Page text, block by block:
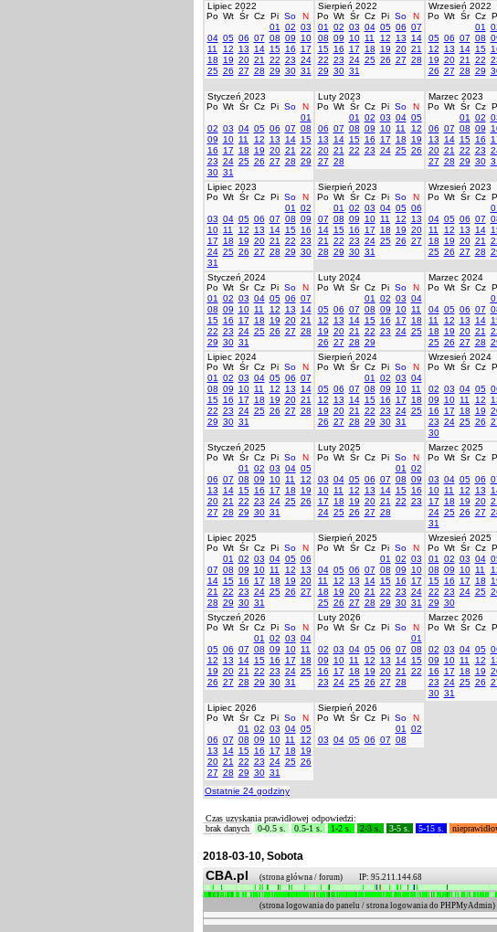
Lipiec 2022
Po Wt Śr Cz Pi So
N
01
02 03
04 05 06 07 08 09
10
11
12 13 14 15 16
17
18
19 20 21 22 23 24
25 26 27 28 29 30 31
Sierpień 2022
Po Wt Śr Cz Pi So
N
01
02 03 04 05 06 07
08 09 10 11 12 13
14
15 16 17 18 19 20 21
22 23 24 25 26 27 28
29 30 31
Wrzesień 2022
Po Wt Śr Cz
01
05 06 07 08
12
13 14 15
19 20 21 22
26 27 28 29
Styczeń 2023
Po Wt Śr Cz Pi So
N
01
02 03 04 05 06 07 08
09
10 11 12 13 14 15
16
17 18 19 20 21
22
23 24 25 26 27 28 29
30 31
Luty 2023
Po Wt Śr Cz Pi So
N
01
02 03 04 05
06 07 08 09 10 11
12
13
14 15 16 17 18
19
20 21 22 23 24 25 26
27 28
Marzec 2023
Po Wt Śr Cz
01
02
06 07 08 09
13
14 15 16
20 21 22 23
27 28 29 30
Lipiec 2023
Po Wt Śr Cz Pi So
N
01
02
03 04 05 06 07 08 09
10 11 12 13 14 15 16
17
18 19 20 21 22 23
24 25 26 27 28 29 30
31
Sierpień 2023
Po Wt Śr Cz Pi So
N
01
02 03 04 05 06
07 08 09 10 11 12
13
14 15 16 17 18 19 20
21
22 23 24 25 26 27
28 29 30 31
Wrzesień 2023
Po Wt Śr Cz
04 05 06 07
11
12 13 14
18
19 20 21
25 26 27 28
Styczeń 2024
Po Wt Śr Cz Pi So
N
01
02 03 04 05 06 07
08 09 10 11 12 13
14
15 16 17 18 19 20 21
22 23 24 25 26 27 28
29 30 31
Luty 2024
Po Wt Śr Cz Pi So
N
01
02 03 04
05 06 07 08 09 10 11
12
13 14 15 16 17
18
19 20 21 22 23 24 25
26 27 28 29
Marzec 2024
Po Wt Śr Cz
04 05 06 07
11
12 13 14
18
19 20 21
25 26 27 28
Lipiec 2024
Po Wt Śr Cz Pi So
N
01
02 03 04 05 06 07
08 09 10 11 12 13
14
15 16 17 18 19 20 21
22 23 24 25 26 27 28
29 30 31
Sierpień 2024
Po Wt Śr Cz Pi So
N
01
02 03 04
05 06 07 08 09 10 11
12
13 14 15 16 17
18
19 20 21 22 23 24 25
26 27 28 29 30 31
Wrzesień 2024
Po Wt Śr Cz
02 03 04 05
09
10 11 12
16
17 18 19
23 24 25 26
30
Styczeń 2025
Po Wt Śr Cz Pi So
N
01
02 03 04 05
06 07 08 09 10 11
12
13
14 15 16 17 18
19
20 21 22 23 24 25 26
27 28 29 30 31
Luty 2025
Po Wt Śr Cz Pi So
N
01
02
03 04 05 06 07 08 09
10 11 12 13 14 15 16
17
18 19 20 21 22 23
24 25 26 27 28
Marzec 2025
Po Wt Śr Cz
03 04 05 06
10 11 12 13
17
18 19 20
24 25 26 27
31
Lipiec 2025
Po Wt Śr Cz Pi So
N
01
02 03 04 05 06
07 08 09 10 11 12
13
14 15 16 17 18 19 20
21
22 23 24 25 26 27
28 29 30 31
Sierpień 2025
Po Wt Śr Cz Pi So
N
01
02 03
04 05 06 07 08 09
10
11
12 13 14 15 16
17
18
19 20 21 22 23 24
25 26 27 28 29 30 31
Wrzesień 2025
Po Wt Śr Cz
01
02 03 04
08 09 10 11
15 16 17 18
22 23 24 25
29 30
Styczeń 2026
Po Wt Śr Cz Pi So
N
01
02 03 04
05 06 07 08 09 10 11
12
13 14 15 16 17
18
19 20 21 22 23 24 25
26 27 28 29 30 31
Luty 2026
Po Wt Śr Cz Pi So
N
01
02 03 04 05 06 07 08
09
10 11 12 13 14 15
16
17 18 19 20 21
22
23 24 25 26 27 28
Marzec 2026
Po Wt Śr Cz
02 03 04 05
09
10 11 12
16
17 18 19
23 24 25 26
30 31
Lipiec 2026
Po Wt Śr Cz Pi So
N
01
02 03 04 05
06 07 08 09 10 11
12
13
14 15 16 17 18
19
20 21 22 23 24 25 26
27 28 29 30 31
Sierpień 2026
Po Wt Śr Cz Pi So
N
01
02
03 04 05 06 07 08
Ostatnie 24 godziny
Czas uzyskania prawidłowej odpowiedzi:
brak danych
0-0.5 s. 0.5-1 s. 1-2 s. 2-3 s. 3-5 s. 5-15 s.
2018-03-10, Sobota
CBA.pl (strona główna / forum) IP: 95.211.144.68
(strona logowania do panelu / strona logowania do PHPMyAdmin)